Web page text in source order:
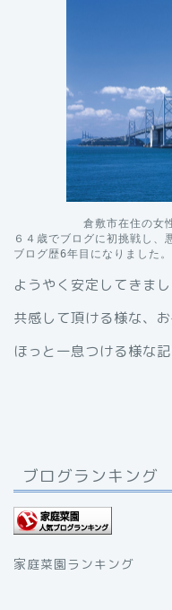
倉敷市在住の女性
６４歳でブログに初挑戦し、
ブログ歴6年目になりました。
ようやく安定してきま
共感して頂ける様な、お
ほっと一息つける様な
ブログランキング
家庭菜園ランキング